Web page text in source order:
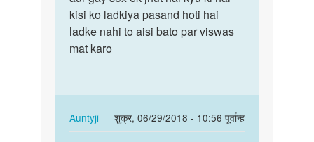
boy
k
sath
by
vishal
jain
stupid
aisa
koi
kisi ko ladkiya pasand hoti hai
ladke nahi to aisi bato par viswas
mat karo
Auntyji
शुक्र, 06/29/2018 - 10:56 पूर्वान्ह
In
reply